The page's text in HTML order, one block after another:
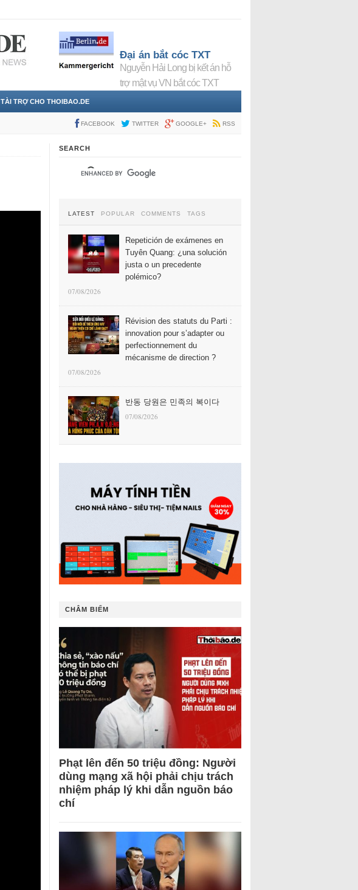
Đại án bắt cóc TXT
Nguyễn Hải Long bị kết án hỗ
trợ mật vụ VN bắt cóc TXT
TÀI TRỢ CHO THOIBAO.DE
FACEBOOK TWITTER GOOGLE+ RSS
SEARCH
LATEST POPULAR COMMENTS TAGS
Repetición de exámenes en
Tuyên Quang: ¿una solución
justa o un precedente
polémico?
07/08/2026
Révision des statuts du Parti :
innovation pour s’adapter ou
perfectionnement du
mécanisme de direction ?
07/08/2026
반동 당원은 민족의 복이다
07/08/2026
CHÂM BIẾM
Phạt lên đến 50 triệu đồng: Người
dùng mạng xã hội phải chịu trách
nhiệm pháp lý khi dẫn nguồn báo
chí